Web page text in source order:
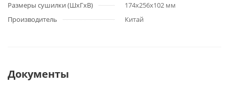
Размеры сушилки (ШхГхВ)
174х256х102 мм
Производитель
Китай
Документы